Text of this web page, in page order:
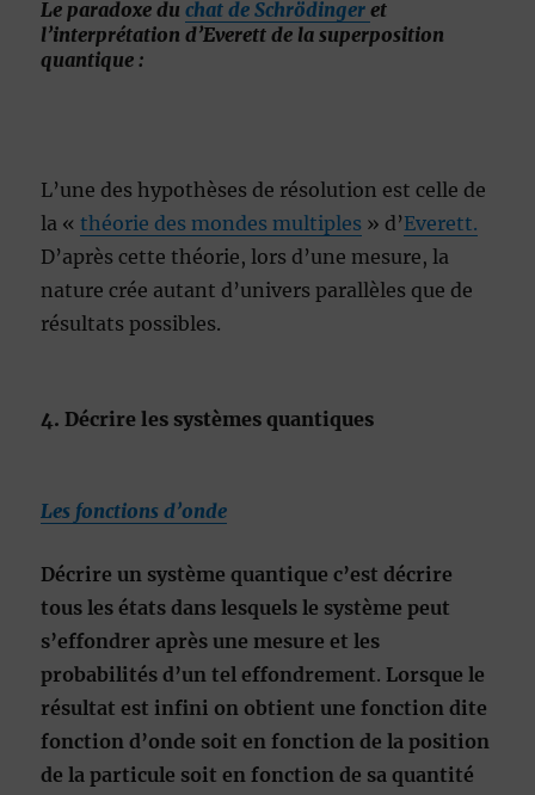
Le paradoxe duchat de Schrödingeret
l’interprétation d’Everett de la superposition
quantique :
L’une des hypothèses de résolution est celle de
la «théorie des mondes multiples » d’Everett.
D’après cette théorie, lors d’une mesure, la
nature crée autant d’univers parallèles que de
résultats possibles.
4. Décrire les systèmes quantiques
Les fonctions d’onde
Décrire un système quantique c’est décrire
tous les états dans lesquels le système peut
s’effondrer après une mesure et les
probabilités d’un tel effondrement. Lorsque le
résultat est infini on obtient une fonction dite
fonction d’onde soit en fonction de la position
de la particule soit en fonction de sa quantité